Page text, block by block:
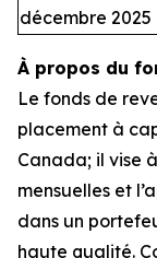
décembre 2025
À propos du
Le fonds de
placement à
Canada; il vise
mensuelles et
dans un
haute qualité.